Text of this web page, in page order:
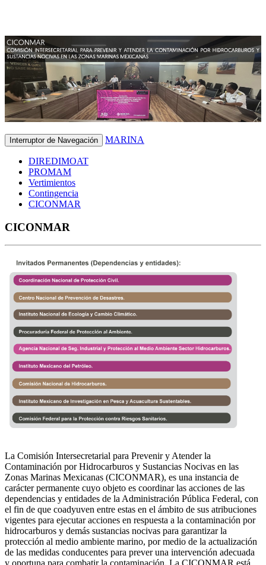
Interruptor de Navegación MARINA
DIREDIMOAT
PROMAM
Vertimientos
Contingencia
CICONMAR
CICONMAR
La Comisión Intersecretarial para Prevenir y Atender la
Contaminación por Hidrocarburos y Sustancias Nocivas en las
Zonas Marinas Mexicanas (CICONMAR), es una instancia de
carácter permanente cuyo objeto es coordinar las acciones de las
dependencias y entidades de la Administración Pública Federal, con
el fin de que coadyuven entre estas en el ámbito de sus atribuciones
vigentes para ejecutar acciones en respuesta a la contaminación por
hidrocarburos y demás sustancias nocivas para garantizar la
protección al medio ambiente marino, por medio de la actualización
de las medidas conducentes para prever una intervención adecuada
y oportuna para combatir la contaminación. La CICONMAR está